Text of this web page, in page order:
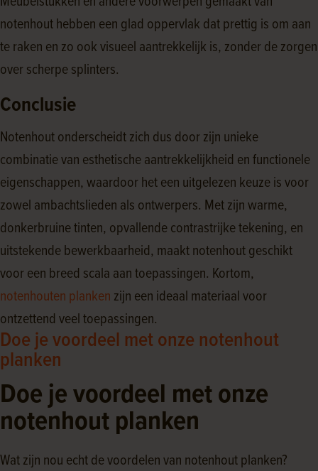
notenhout hebben een glad oppervlak dat prettig is om aan
te raken en zo ook visueel aantrekkelijk is, zonder de zorgen
over scherpe splinters.
Conclusie
Notenhout onderscheidt zich dus door zijn unieke
combinatie van esthetische aantrekkelijkheid en functionele
eigenschappen, waardoor het een uitgelezen keuze is voor
zowel ambachtslieden als ontwerpers. Met zijn warme,
donkerbruine tinten, opvallende contrastrijke tekening, en
uitstekende bewerkbaarheid, maakt notenhout geschikt
voor een breed scala aan toepassingen. Kortom,
notenhouten planken zijn een ideaal materiaal voor
ontzettend veel toepassingen.
Doe je voordeel met onze notenhout
planken
Doe je voordeel met onze
notenhout planken
Wat zijn nou echt de voordelen van notenhout planken?